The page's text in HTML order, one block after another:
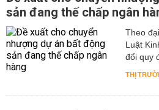
sản đang thế chấp ngân
Theo
Luật
đổi quy
THỊ